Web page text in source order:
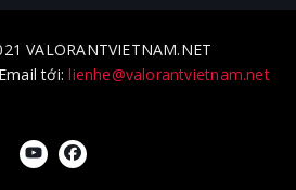
VALORANTVIETNAM.NET
tới:lienhe@valorantvietnam.net